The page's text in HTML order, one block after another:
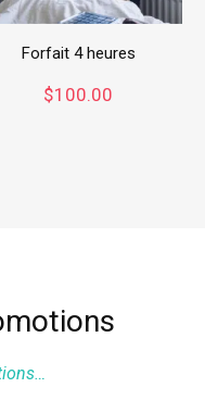
Forfait 4 heures
$100.00